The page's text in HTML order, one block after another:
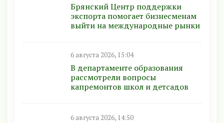
Брянский Центр поддержки
экспорта помогает бизнесменам
выйти на международные рынки
6 августа 2026, 15:04
В департаменте образования
рассмотрели вопросы
капремонтов школ и детсадов
6 августа 2026, 14:50